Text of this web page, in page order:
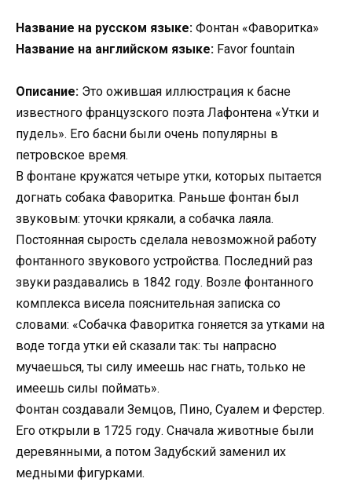
Название на русском языке: Фонтан «Фаворитка»
Название на английском языке: Favor fountain
Описание: Это ожившая иллюстрация к басне
известного французского поэта Лафонтена «Утки и
пудель». Его басни были очень популярны в
петровское время.
В фонтане кружатся четыре утки, которых пытается
догнать собака Фаворитка. Раньше фонтан был
звуковым: уточки крякали, а собачка лаяла.
Постоянная сырость сделала невозможной работу
фонтанного звукового устройства. Последний раз
звуки раздавались в 1842 году. Возле фонтанного
комплекса висела пояснительная записка со
словами: «Собачка Фаворитка гоняется за утками на
воде тогда утки ей сказали так: ты напрасно
мучаешься, ты силу имеешь нас гнать, только не
имеешь силы поймать».
Фонтан создавали Земцов, Пино, Суалем и Ферстер.
Его открыли в 1725 году. Сначала животные были
деревянными, а потом Задубский заменил их
медными фигурками.